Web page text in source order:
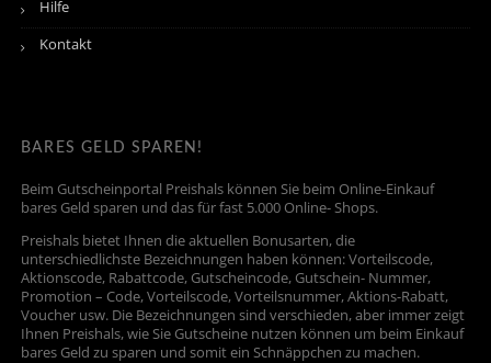
Hilfe
Kontakt
BARES GELD SPAREN!
Beim Gutscheinportal Preishals können Sie beim Online-Einkauf
bares Geld sparen und das für fast 5.000 Online- Shops.
Preishals bietet Ihnen die aktuellen Bonusarten, die
unterschiedlichste Bezeichnungen haben können: Vorteilscode,
Aktionscode, Rabattcode, Gutscheincode, Gutschein- Nummer,
Promotion – Code, Vorteilscode, Vorteilsnummer, Aktions-Rabatt,
Voucher usw. Die Bezeichnungen sind verschieden, aber immer zeigt
Ihnen Preishals, wie Sie Gutscheine nutzen können um beim Einkauf
bares Geld zu sparen und somit ein Schnäppchen zu machen.